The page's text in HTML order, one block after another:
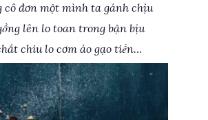
cô đơn một mình ta gánh chịu
lên lo toan trong bận bịu
chiu lo cơm áo gạo tiền…